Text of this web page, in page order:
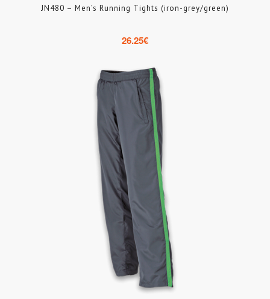
JN480 – Men’s Running Tights (iron-grey/green)
26.25€